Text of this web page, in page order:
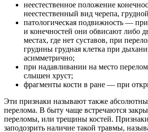
неестественное положение
неестественный вид черепа,
патологическая подвижность —
и конечностей они обвисают либо
местах, где нет суставов, при
грудины грудная клетка при
асимметрично;
при надавливании на место
слышен хруст;
фрагменты кости в ране — при
Эти признаки называют также
перелома. В быту чаще встречаются
переломы, или трещины костей.
заподозрить наличие такой травмы,